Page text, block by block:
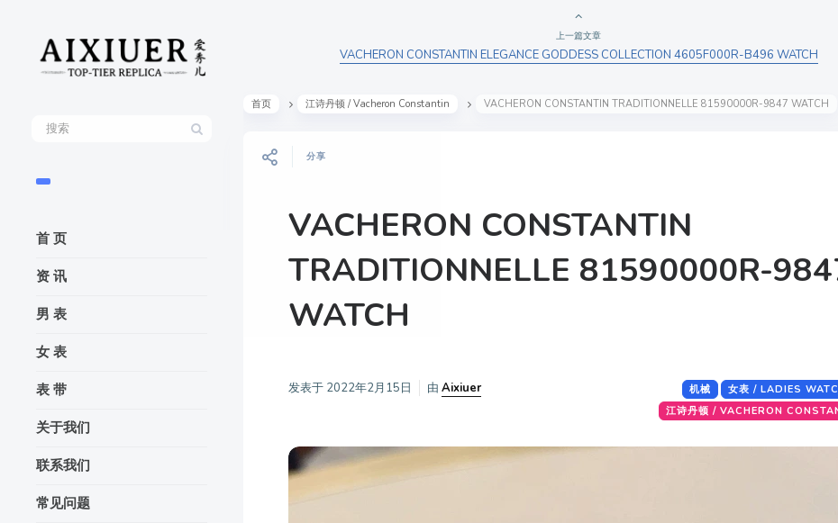
首 页
资 讯
男 表
女 表
表 带
关于我们
联系我们
常见问题
上一篇文章
VACHERON CONSTANTIN ELEGANCE GODDESS COLLECTION 4605F000R-B496 WATCH
首页 江诗丹顿 / Vacheron Constantin VACHERON CONSTANTIN TRADITIONNELLE 81590000R-9847 WATCH
分享
VACHERON CONSTANTIN
TRADITIONNELLE 81590000R-
WATCH
发表于 2022年2月15日 由 Aixiuer 女表 / LADIES
机械
江诗丹顿 / VACHERON